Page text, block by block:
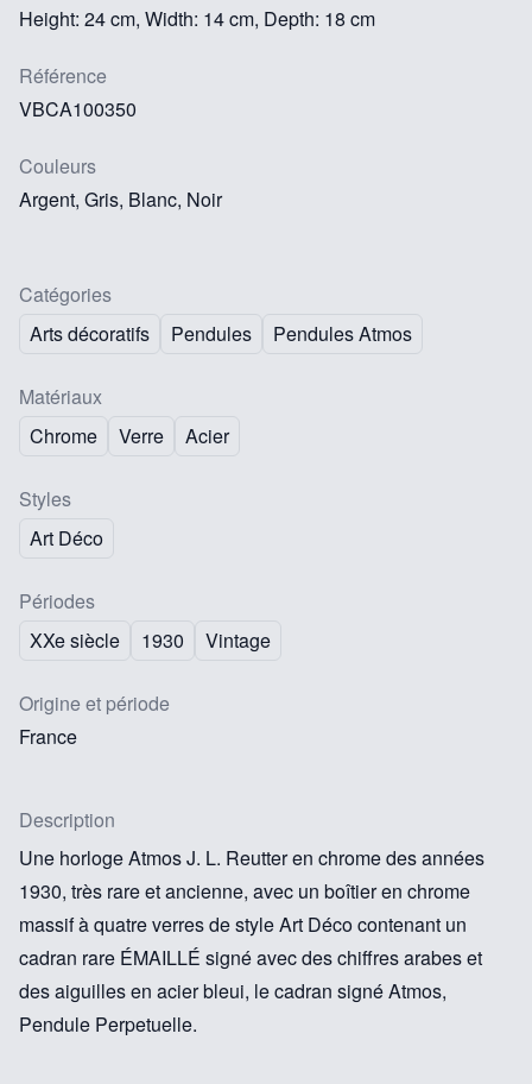
Height: 24 cm, Width: 14 cm, Depth: 18 cm
Référence
VBCA100350
Couleurs
Argent, Gris, Blanc, Noir
Catégories
Arts décoratifs
Pendules Pendules Atmos
Matériaux
Chrome
Verre Acier
Styles
Art Déco
Périodes
XXe siècle
1930 Vintage
Origine et période
France
Description
Une horloge Atmos J. L. Reutter en chrome des années
1930, très rare et ancienne, avec un boîtier en chrome
massif à quatre verres de style Art Déco contenant un
cadran rare ÉMAILLÉ signé avec des chiffres arabes et
des aiguilles en acier bleui, le cadran signé Atmos,
Pendule Perpetuelle.